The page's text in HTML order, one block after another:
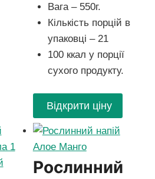
Вага – 550г.
Кількість порцій в
упаковці – 21
100 ккал у порції
сухого продукту.
Відкрити ціну
Рослинний